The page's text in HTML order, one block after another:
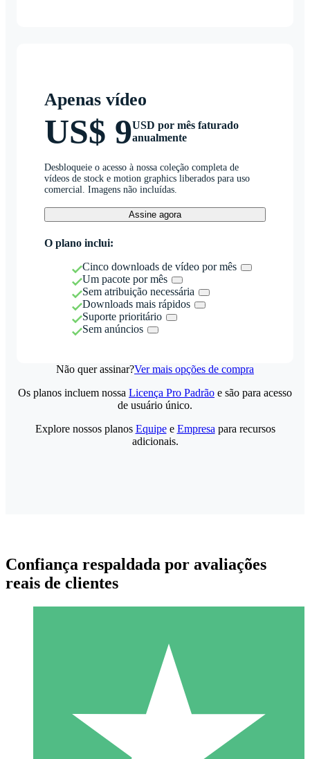
Apenas vídeo
US$ 9USD por mês faturado
anualmente
Desbloqueie o acesso à nossa coleção completa de
vídeos de stock e motion graphics liberados para uso
comercial. Imagens não incluídas.
Assine agora
O plano inclui:
Cinco downloads de vídeo por mês
Um pacote por mês
Sem atribuição necessária
Downloads mais rápidos
Suporte prioritário
Sem anúncios
Não quer assinar?Ver mais opções de compra
Pacotes de Créditos Individuais
Pague conforme o uso com créditos de download. Sem
Os planos incluem nossa Licença Pro Padrão e são para acesso
de usuário único.
Explore nossos planos Equipee Empresa para recursos
adicionais.
Confiança respaldada por avaliações
reais de clientes